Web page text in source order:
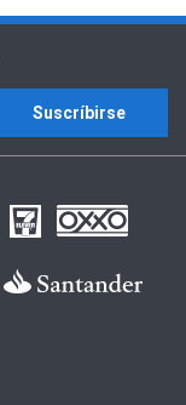
Suscríbirse